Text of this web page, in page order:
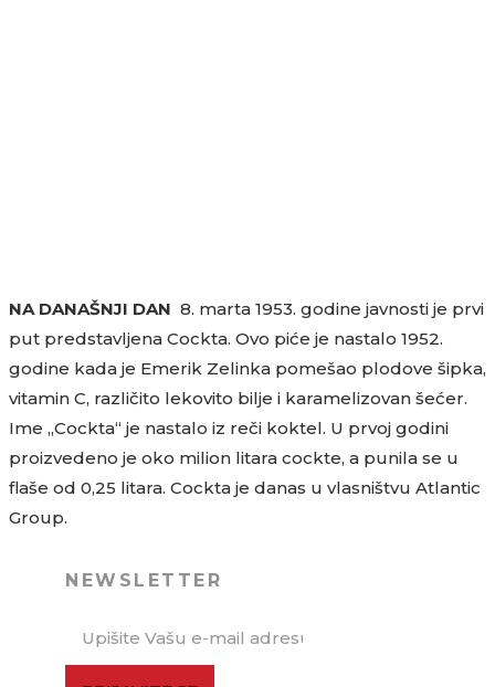
NA DANAŠNJI DAN 8. marta 1953. godine javnosti je prvi
put predstavljena Cockta. Ovo piće je nastalo 1952.
godine kada je Emerik Zelinka pomešao plodove šipka,
vitamin C, različito lekovito bilje i karamelizovan šećer.
Ime „Cockta“ je nastalo iz reči koktel. U prvoj godini
proizvedeno je oko milion litara cockte, a punila se u
flaše od 0,25 litara. Cockta je danas u vlasništvu Atlantic
Group.
NEWSLETTER